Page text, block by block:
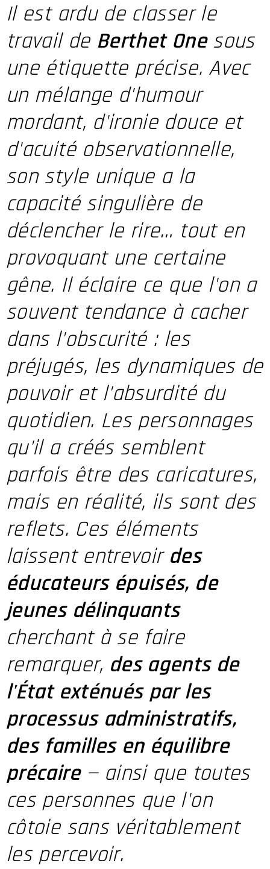
Il est ardu de classer le
travail de Berthet Onesous
une étiquette précise. Avec
un mélange d'humour
mordant, d'ironie douce et
d'acuité observationnelle,
son style unique a la
capacité singulière de
déclencher le rire… tout en
provoquant une certaine
gêne. Il éclaire ce que l'on a
souvent tendance à cacher
dans l'obscurité : les
préjugés, les dynamiques de
pouvoir et l'absurdité du
quotidien. Lespersonnages
qu'il a créés semblent
parfois être des caricatures,
mais en réalité, ils sont des
reflets. Ces éléments
laissent entrevoir des
éducateurs épuisés, de
jeunes délinquants
cherchant à se faire
remarquer, des agents de
l'État exténués par les
processus administratifs,
des familles en équilibre
précaire— ainsi que toutes
ces personnes que l'on
côtoie sans véritablement
les percevoir.